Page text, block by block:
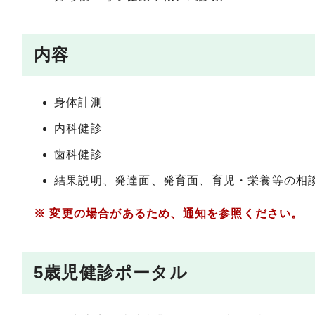
内容
身体計測
内科健診
歯科健診
結果説明、発達面、発育面、育児・栄養等の相
※ 変更の場合があるため、通知を参照ください。
5歳児健診ポータル